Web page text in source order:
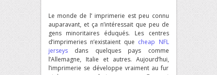
Le monde de l’ imprimerie est peu connu
auparavant, et ça n’intéressait que peu de
gens minoritaires éduqués. Les centres
d’imprimeries n’existaient que cheap NFL
jerseysdans quelques pays comme
l’Allemagne, Italie et autres. Aujourd’hui,
l’imprimerie se développe vraiment au fur